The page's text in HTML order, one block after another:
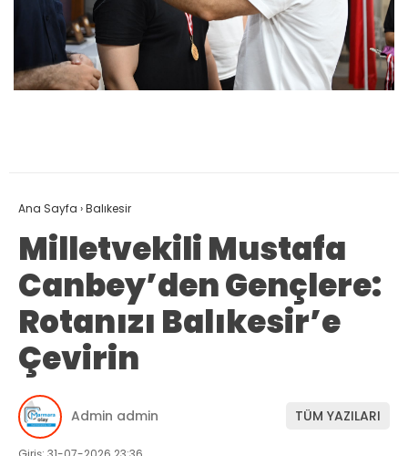
Ana Sayfa ›Balıkesir
Milletvekili Mustafa
Canbey’den Gençlere:
Rotanızı Balıkesir’e
Çevirin
Admin admin TÜM YAZILARI